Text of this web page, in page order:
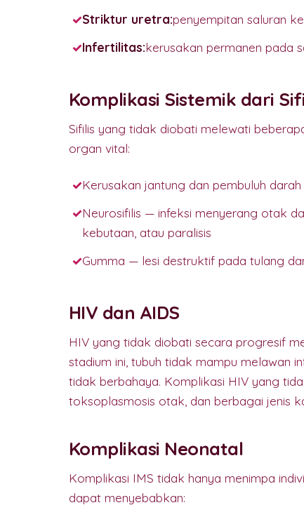
Striktur uretra:penyempitan saluran
Infertilitas:kerusakan permanen pada
Komplikasi Sistemik dari
Sifilis yang tidak diobati melewati
organ vital:
Kerusakan jantung dan pembuluh
Neurosifilis — infeksi menyerang otak
kebutaan, atau paralisis
Gumma — lesi destruktif pada tulang
HIV dan AIDS
HIV yang tidak diobati secara progresif
stadium ini, tubuh tidak mampu melawan
tidak berbahaya. Komplikasi HIV yang
toksoplasmosis otak, dan berbagai jenis
Komplikasi Neonatal
Komplikasi IMS tidak hanya menimpa
dapat menyebabkan: